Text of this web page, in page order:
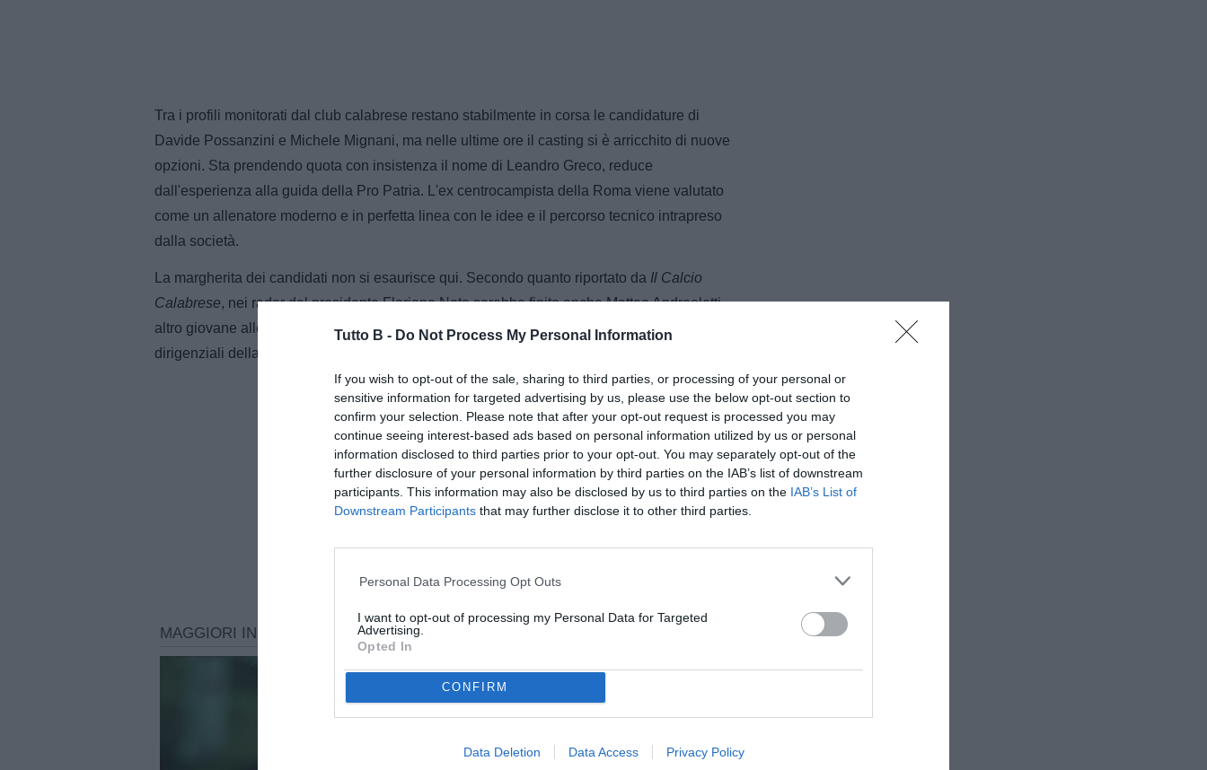
Tutto B - Do Not Process My Personal Information
If you wish to opt-out of the sale, sharing to third parties, or processing of your personal or
sensitive information for targeted advertising by us, please use the below opt-out section to
confirm your selection. Please note that after your opt-out request is processed you may
continue seeing interest-based ads based on personal information utilized by us or personal
information disclosed to third parties prior to your opt-out. You may separately opt-out of the
further disclosure of your personal information by third parties on the IAB’s list of downstream
participants. This information may also be disclosed by us to third parties on the IAB’s List of
Downstream Participants that may further disclose it to other third parties.
Personal Data Processing Opt Outs
I want to opt-out of processing my Personal Data for Targeted
Advertising.
Opted In
CONFIRM
Data Deletion Data Access Privacy Policy
Tra i profili monitorati dal club calabrese restano stabilmente in corsa le candidature di
Davide Possanzini e Michele Mignani, ma nelle ultime ore il casting si è arricchito di nuove
opzioni. Sta prendendo quota con insistenza il nome di Leandro Greco, reduce
dall'esperienza alla guida della Pro Patria. L'ex centrocampista della Roma viene valutato
come un allenatore moderno e in perfetta linea con le idee e il percorso tecnico intrapreso
dalla società.
La margherita dei candidati non si esaurisce qui. Secondo quanto riportato da Il Calcio
Calabrese, nei radar del presidente Floriano Noto sarebbe finito anche Matteo Andreoletti,
altro giovane allenatore molto stimato per proposta di gioco e già apprezzato dai vertici
dirigenziali della società.